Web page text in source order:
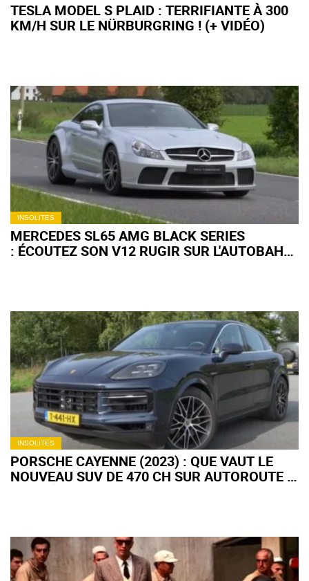
TESLA MODEL S PLAID : TERRIFIANTE À 300
KM/H SUR LE NÜRBURGRING ! (+ VIDÉO)
INSOLITES
MERCEDES SL65 AMG BLACK SERIES
: ÉCOUTEZ SON V12 RUGIR SUR L'AUTOBAHN
INSOLITES
PORSCHE CAYENNE (2023) : QUE VAUT LE
NOUVEAU SUV DE 470 CH SUR AUTOROUTE ?